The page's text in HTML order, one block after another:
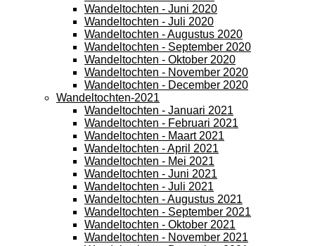
Wandeltochten - Juni 2020
Wandeltochten - Juli 2020
Wandeltochten - Augustus 2020
Wandeltochten - September 2020
Wandeltochten - Oktober 2020
Wandeltochten - November 2020
Wandeltochten - December 2020
Wandeltochten-2021
Wandeltochten - Januari 2021
Wandeltochten - Februari 2021
Wandeltochten - Maart 2021
Wandeltochten - April 2021
Wandeltochten - Mei 2021
Wandeltochten - Juni 2021
Wandeltochten - Juli 2021
Wandeltochten - Augustus 2021
Wandeltochten - September 2021
Wandeltochten - Oktober 2021
Wandeltochten - November 2021